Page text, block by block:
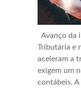
Avanço da
Tributária e
aceleram a
exigem um
contábeis.